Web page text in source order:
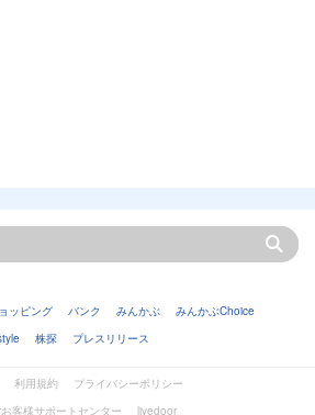
ッピング バンク みんかぶ
みんかぶChoice
株探 プレスリリース
利用規約
プライバシーポリシー
客様サポートセンター
livedoor